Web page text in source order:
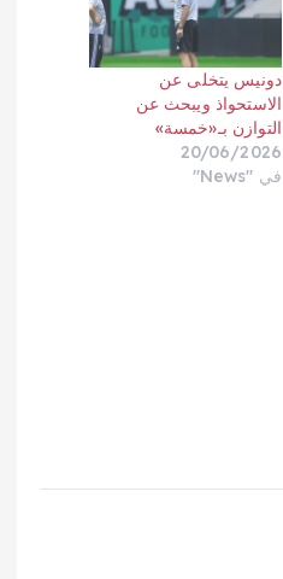
دونيس يتخلى عن
الاستحواذ ويبحث عن
التوازن بـ«خمسة»
20/06/2026
في "News"